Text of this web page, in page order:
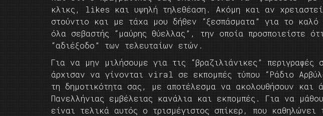
κλικς, likes και υψηλή τηλεθέαση. Ακόμη και αν
στούντιο και με τάχα μου δήθεν “ξεσπάσματα” για το καλό
όλα σεβαστής “μαύρης θύελλας”, την οποία προσποιείστε
“αδιέξοδο” των τελευταίων ετών.
Για να μην μιλήσουμε για τις “βραζιλιάνικες”
άρχισαν να γίνονται viral σε εκπομπές τύπου “Ράδιο
τη δημοτικότητα σας, με αποτέλεσμα να ακολουθήσουν και
Πανελλήνιας εμβέλειας κανάλια και εκπομπές. Για να
είναι τελικά αυτός ο τρισμέγιστος σπίκερ, που καθηλώνει